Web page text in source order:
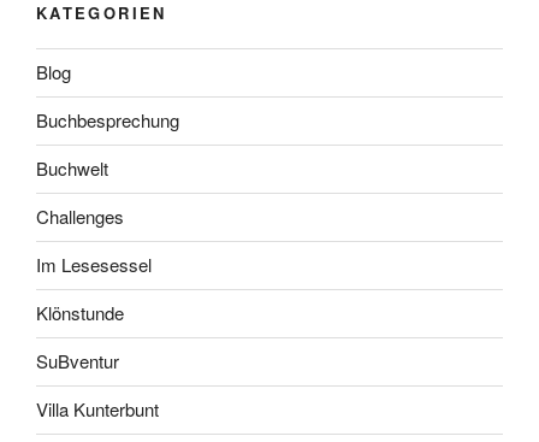
KATEGORIEN
Blog
Buchbesprechung
Buchwelt
Challenges
Im Lesesessel
Klönstunde
SuBventur
Villa Kunterbunt